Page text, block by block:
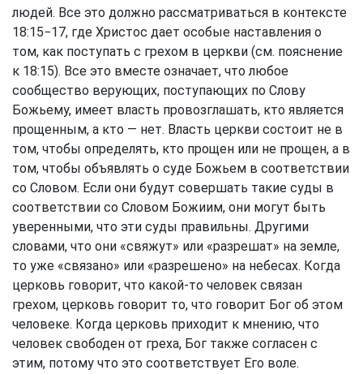
людей. Все это должно рассматриваться в контексте
18:15−17, где Христос дает особые наставления о
том, как поступать с грехом в церкви (см. пояснение
к 18:15). Все это вместе означает, что любое
сообщество верующих, поступающих по Слову
Божьему, имеет власть провозглашать, кто является
прощенным, а кто — нет. Власть церкви состоит не в
том, чтобы определять, кто прощен или не прощен, а в
том, чтобы объявлять о суде Божьем в соответствии
со Словом. Если они будут совершать такие суды в
соответствии со Словом Божиим, они могут быть
уверенными, что эти суды правильны. Другими
словами, что они «свяжут» или «разрешат» на земле,
то уже «связано» или «разрешено» на небесах. Когда
церковь говорит, что какой-то человек связан
грехом, церковь говорит то, что говорит Бог об этом
человеке. Когда церковь приходит к мнению, что
человек свободен от греха, Бог также согласен с
этим, потому что это соответствует Его воле.